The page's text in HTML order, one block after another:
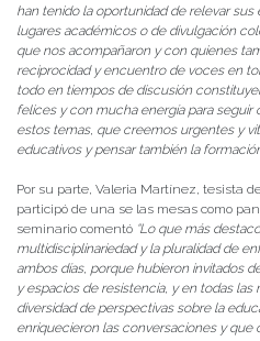
han tenido la oportunidad de relevar
lugares académicos o de divulgación
que nos acompañaron y con quienes
reciprocidad y encuentro de voces en
todo en tiempos de discusión
felices y con mucha energía para seguir
estos temas, que creemos urgentes y
educativos y pensar también la
Por su parte, Valeria Martínez, tesista
participó de una se las mesas como
seminario comentó “Lo que más
multidisciplinariedad y la pluralidad de
ambos días, porque hubieron invitados
y espacios de resistencia, y en todas las
diversidad de perspectivas sobre la
enriquecieron las conversaciones y que